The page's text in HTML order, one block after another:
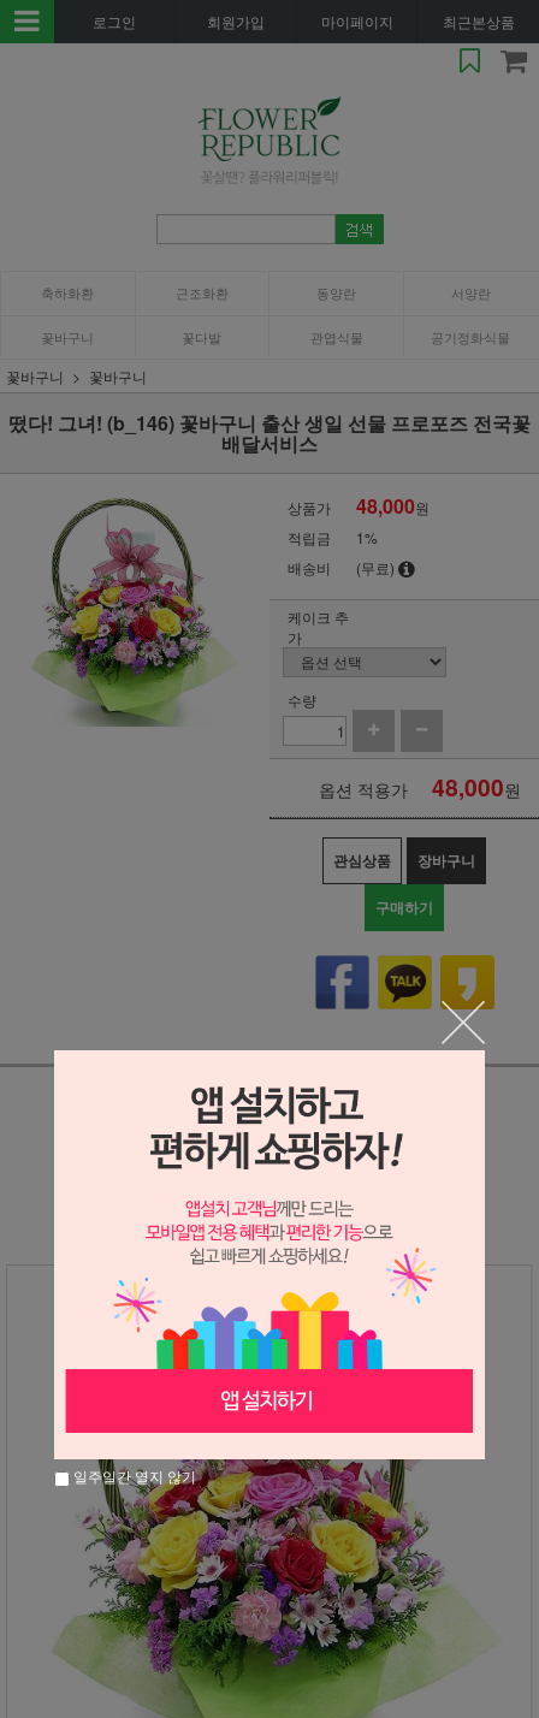
로그인 회원가입 마이페이지 최근본상품
축하화환 근조화환 동양란 서양란
꽃바구니 꽃다발 관엽식물 공기정화식물
꽃바구니 꽃바구니
떴다! 그녀! (b_146) 꽃바구니 출산 생일 선물 프로포즈 전국꽃
배달서비스
상품가 48,000원
적립금
1%
배송비
(무료)
케이크 추
가
수량
옵션 적용가 48,000원
관심상품 장바구니
구매하기
상세정보 새창 열기
상세 정보를 확대해 보실 수 있습니다.
일주일간 열지 않기